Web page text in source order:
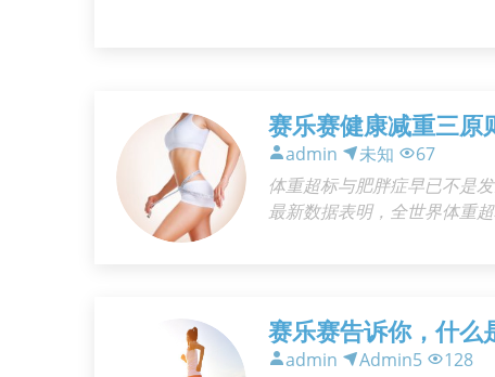
赛乐赛健康减重三原
admin 未知
67
体重超标与肥胖症早已不是
最新数据表明，全世界体重
赛乐赛告诉你，什么
admin Admin5
128